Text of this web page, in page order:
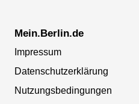
Mein.Berlin.de
Impressum
Datenschutzerklärung
Nutzungsbedingungen